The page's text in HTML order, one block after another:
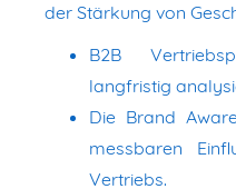
der Stärkung von
B2B
langfristig
Die Brand
messbaren
Vertriebs.